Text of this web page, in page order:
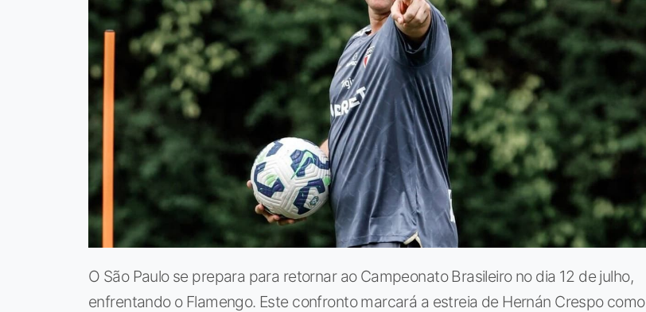
O São Paulo se prepara para retornar ao Campeonato Brasileiro no dia 12 de julho,
enfrentando o Flamengo. Este confronto marcará a estreia de Hernán Crespo como